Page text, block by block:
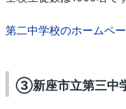
第二中学校のホームペ
③新座市立第三中